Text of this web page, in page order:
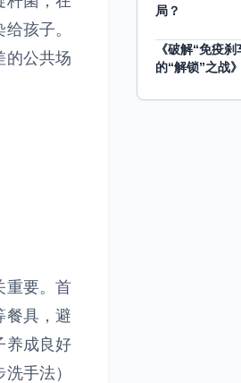
孩子。
的公共场
重要。首
餐具，避
养成良好
手法）
局？
《破解“免疫
的“解锁”之战》